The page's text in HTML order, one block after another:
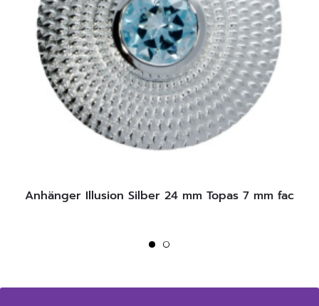
Anhänger Illusion Silber 24 mm Topas 7 mm fac